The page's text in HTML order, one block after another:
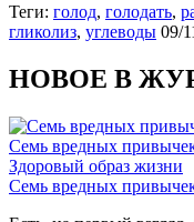
Теги: голод, голодать,
гликолиз, углеводы 09/
НОВОЕ В
Семь вредных
Здоровый образ жизни
Семь вредных